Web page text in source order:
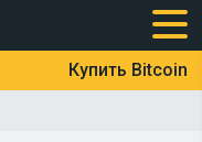
Купить Bitcoin